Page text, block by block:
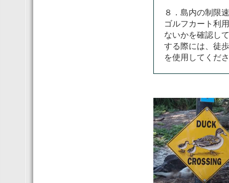
８．島内の制限
ゴルフカート利
ないかを確認し
する際には、徒
を使用してくだ